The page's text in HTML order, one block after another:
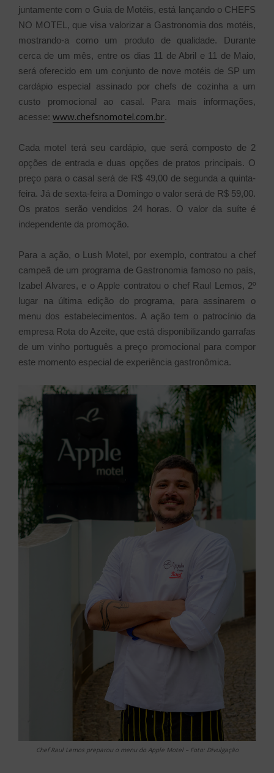
juntamente com o Guia de Motéis, está lançando o CHEFS
NO MOTEL, que visa valorizar a Gastronomia dos motéis,
mostrando-a como um produto de qualidade. Durante
cerca de um mês, entre os dias 11 de Abril e 11 de Maio,
será oferecido em um conjunto de nove motéis de SP um
cardápio especial assinado por chefs de cozinha a um
custo promocional ao casal. Para mais informações,
acesse: www.chefsnomotel.com.br.
Cada motel terá seu cardápio, que será composto de 2
opções de entrada e duas opções de pratos principais. O
preço para o casal será de R$ 49,00 de segunda a quinta-
feira. Já de sexta-feira a Domingo o valor será de R$ 59,00.
Os pratos serão vendidos 24 horas. O valor da suíte é
independente da promoção.
Para a ação, o Lush Motel, por exemplo, contratou a chef
campeã de um programa de Gastronomia famoso no país,
Izabel Alvares, e o Apple contratou o chef Raul Lemos, 2º
lugar na última edição do programa, para assinarem o
menu dos estabelecimentos. A ação tem o patrocínio da
empresa Rota do Azeite, que está disponibilizando garrafas
de um vinho português a preço promocional para compor
este momento especial de experiência gastronômica.
Chef Raul Lemos preparou o menu do Apple Motel – Foto: Divulgação